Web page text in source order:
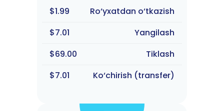
$1.99
Ro‘yxatdan o‘tkazish
$7.01
Yangilash
$69.00
Tiklash
$7.01
Ko‘chirish (transfer)